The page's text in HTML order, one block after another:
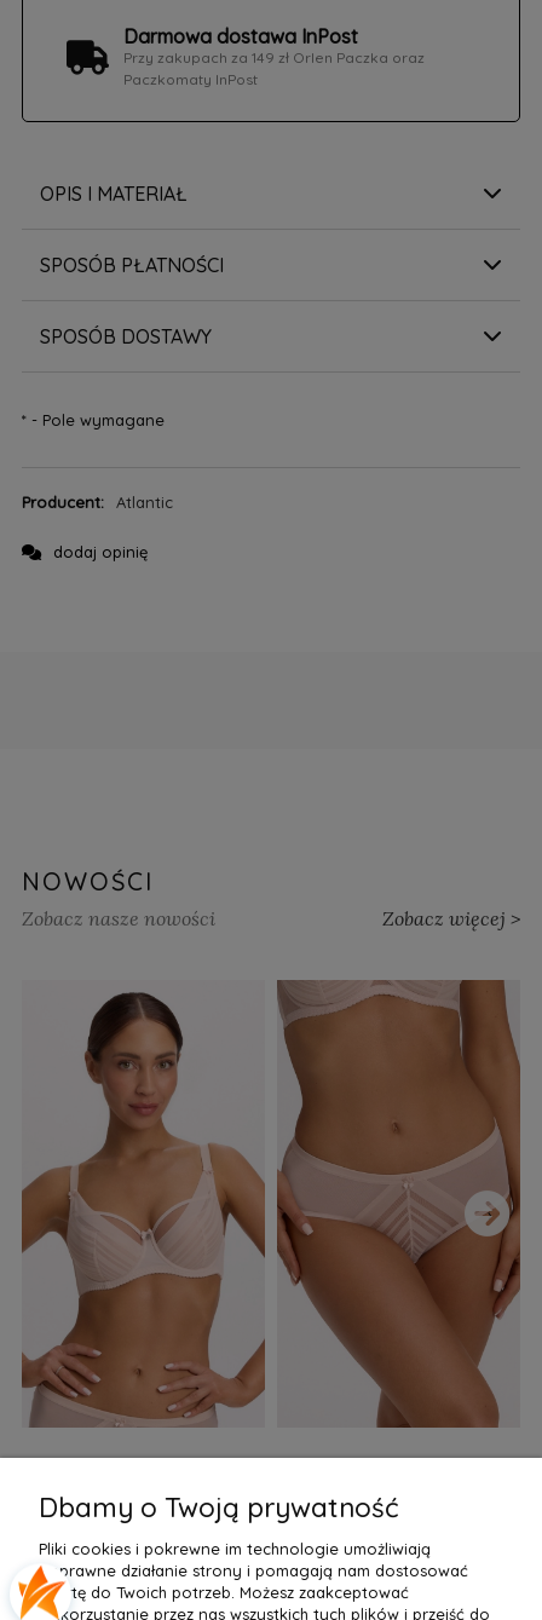
Darmowa dostawa InPost
Przy zakupach za 149 zł Orlen Paczka oraz
Paczkomaty InPost
OPIS I MATERIAŁ
SPOSÓB PŁATNOŚCI
SPOSÓB DOSTAWY
*- Pole wymagane
Producent: Atlantic
dodaj opinię
NOWOŚCI
Zobacz nasze nowości Zobacz więcej >
155,99 zł
Do Koszyka »
77,99 zł
Do Koszyka »
›
Dbamy o Twoją prywatność
Pliki cookies i pokrewne im technologie umożliwiają
poprawne działanie strony i pomagają nam dostosować
ofertę do Twoich potrzeb. Możesz zaakceptować
wykorzystanie przez nas wszystkich tych plików i przejść do